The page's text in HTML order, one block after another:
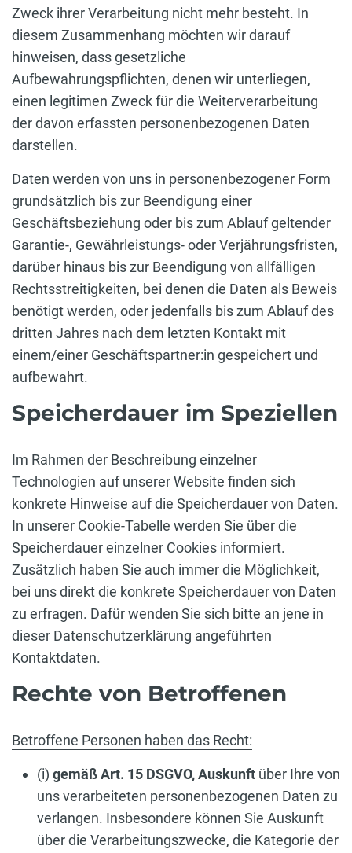
Zweck ihrer Verarbeitung nicht mehr besteht. In
diesem Zusammenhang möchten wir darauf
hinweisen, dass gesetzliche
Aufbewahrungspflichten, denen wir unterliegen,
einen legitimen Zweck für die Weiterverarbeitung
der davon erfassten personenbezogenen Daten
darstellen.
Daten werden von uns in personenbezogener Form
grundsätzlich bis zur Beendigung einer
Geschäftsbeziehung oder bis zum Ablauf geltender
Garantie-, Gewährleistungs- oder Verjährungsfristen,
darüber hinaus bis zur Beendigung von allfälligen
Rechtsstreitigkeiten, bei denen die Daten als Beweis
benötigt werden, oder jedenfalls bis zum Ablauf des
dritten Jahres nach dem letzten Kontakt mit
einem/einer Geschäftspartner:in gespeichert und
aufbewahrt.
Speicherdauer im Speziellen
Im Rahmen der Beschreibung einzelner
Technologien auf unserer Website finden sich
konkrete Hinweise auf die Speicherdauer von Daten.
In unserer Cookie-Tabelle werden Sie über die
Speicherdauer einzelner Cookies informiert.
Zusätzlich haben Sie auch immer die Möglichkeit,
bei uns direkt die konkrete Speicherdauer von Daten
zu erfragen. Dafür wenden Sie sich bitte an jene in
dieser Datenschutzerklärung angeführten
Kontaktdaten.
Rechte von Betroffenen
Betroffene Personen haben das Recht:
(i) gemäß Art. 15 DSGVO,Auskunft über Ihre von
uns verarbeiteten personenbezogenen Daten zu
verlangen. Insbesondere können Sie Auskunft
über die Verarbeitungszwecke, die Kategorie der